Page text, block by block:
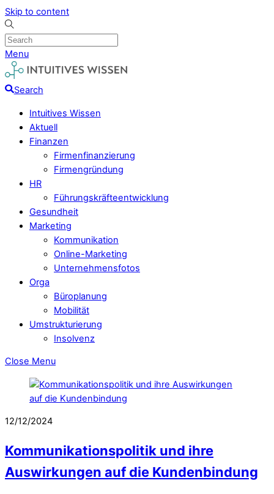
Skip to content
Menu
Search
Intuitives Wissen
Aktuell
Finanzen
Firmenfinanzierung
Firmengründung
HR
Führungskräfteentwicklung
Gesundheit
Marketing
Kommunikation
Online-Marketing
Unternehmensfotos
Orga
Büroplanung
Mobilität
Umstrukturierung
Insolvenz
Close Menu
12/12/2024
Kommunikationspolitik und ihre
Auswirkungen auf die Kundenbindung